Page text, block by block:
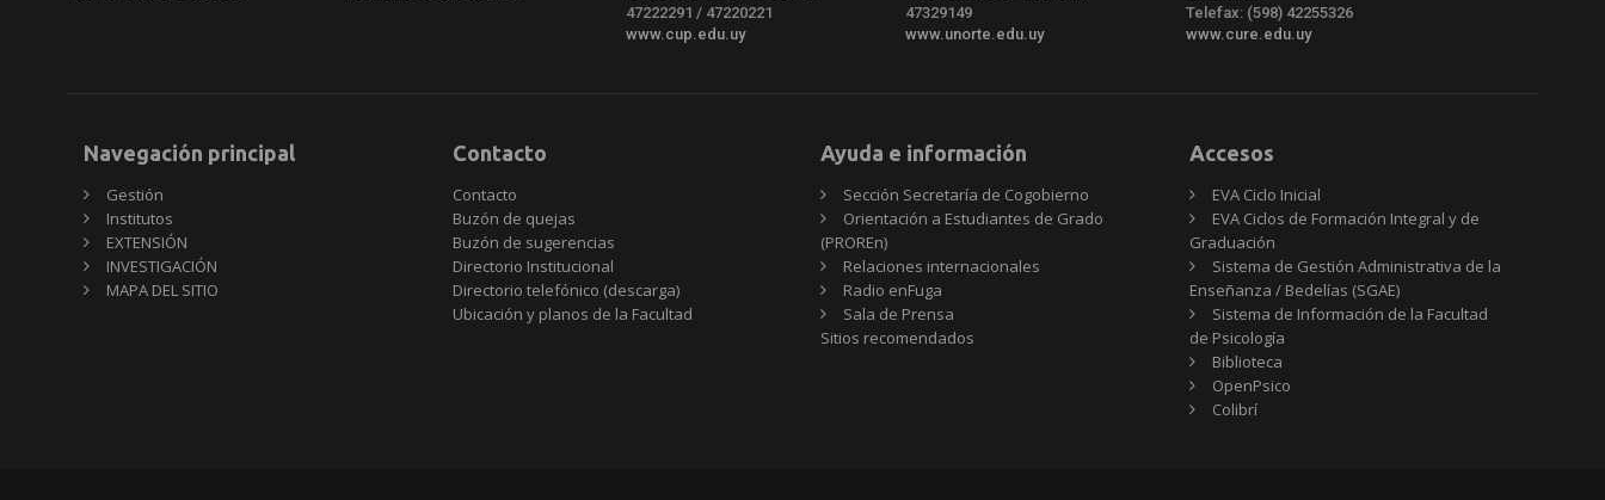
47222291 / 47220221
www.cup.edu.uy
47329149
www.unorte.edu.uy
Telefax: (598) 42255326
www.cure.edu.uy
Navegación principal
Gestión
Institutos
EXTENSIÓN
INVESTIGACIÓN
MAPA DEL SITIO
Contacto
Contacto
Buzón de quejas
Buzón de sugerencias
Directorio Institucional
Directorio telefónico (descarga)
Ubicación y planos de la Facultad
Ayuda e información
Sección Secretaría de Cogobierno
Orientación a Estudiantes de Grado
(PROREn)
Relaciones internacionales
Radio enFuga
Sala de Prensa
Sitios
Sitios recomendados
Accesos
EVA Ciclo Inicial
EVA Ciclos de Formación Integral y de
Graduación
Sistema de Gestión Administrativa de la
Enseñanza / Bedelías (SGAE)
Sistema de Información de la Facultad
de Psicología
Biblioteca
OpenPsico
Colibrí